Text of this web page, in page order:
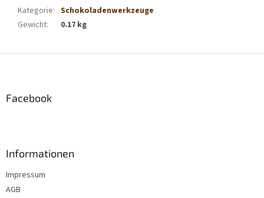
Kategorie: Schokoladenwerkzeuge
Gewicht: 0.17 kg
Facebook
Informationen
Impressum
AGB